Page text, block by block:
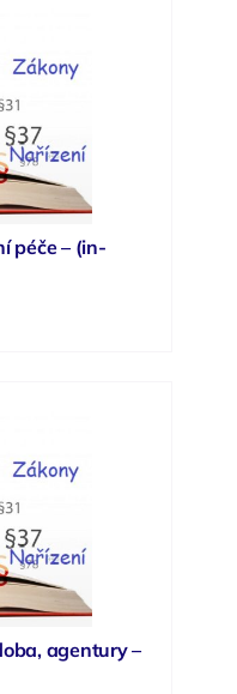
péče – (in-
agentury –